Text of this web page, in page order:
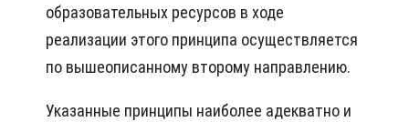
образовательных ресурсов в ходе
реализации этого принципа осуществляется
по вышеописанному второму направлению.
Указанные принципы наиболее адекватно и